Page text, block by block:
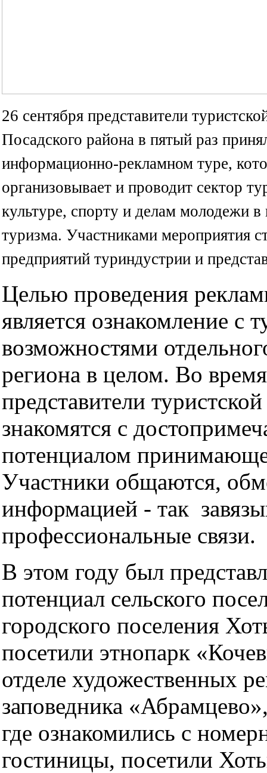
26 сентября представители
Посадского района в пятый раз
информационно-рекламном туре,
организовывает и проводит сектор
культуре, спорту и делам молодежи
туризма. Участниками мероприятия
предприятий туриндустрии и
Целью проведения
является ознакомление с
возможностями
региона в целом. Во
представители
знакомятся с
потенциалом
Участники общаются,
информацией - так
профессиональные связи.
В этом году был
потенциал сельского
городского поселения
посетили этнопарк
отделе художественных
заповедника
где ознакомились с
гостиницы, посетили